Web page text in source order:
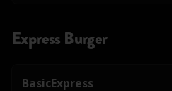
Express Burger
BasicExpress